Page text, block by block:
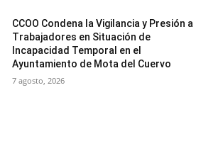
CCOO Condena la Vigilancia y Presión a
Trabajadores en Situación de
Incapacidad Temporal en el
Ayuntamiento de Mota del Cuervo
7 agosto, 2026